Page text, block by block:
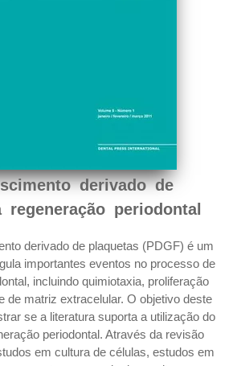
derivado de
regeneração periodontal
derivado de plaquetas (PDGF) é um
importantes eventos no processo de
incluindo quimiotaxia, proliferação
de matriz extracelular. O objetivo deste
se a literatura suporta a utilização do
periodontal. Através da revisão
em cultura de células, estudos em